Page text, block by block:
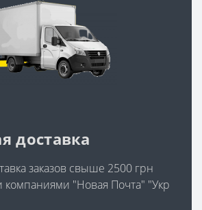
доставка
заказов свыше 2500 грн
"Новая Почта" "Укр